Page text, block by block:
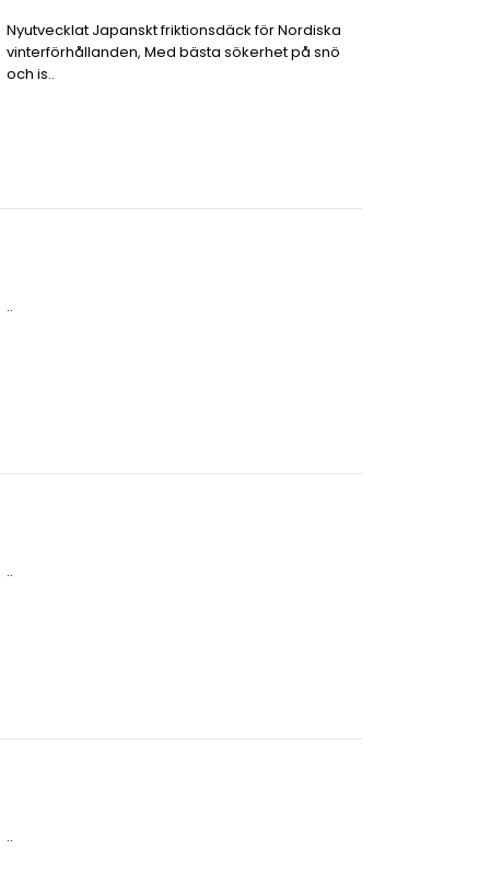
Nyutvecklat Japanskt friktionsdäck för Nordiska
vinterförhållanden, Med bästa sökerhet på snö
och is..
..
..
..